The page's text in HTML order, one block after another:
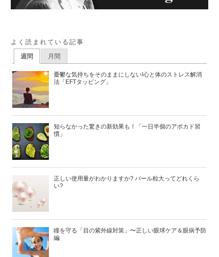
よく読まれている記事
週間 月間
憂鬱な気持ちをそのままにしない!心と体のストレス解消
法「EFTタッピング」
知らなかった驚きの新効果も！「一日半個のアボカド習
慣」
正しい使用量がわかりますか? パール粒大ってどれくら
い?
瞳を守る「目の紫外線対策」〜正しい眼球ケア＆眼病予防
編